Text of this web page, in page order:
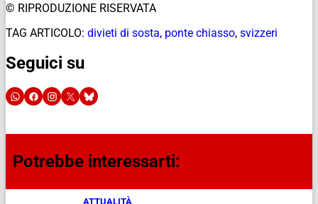
© RIPRODUZIONE RISERVATA
TAG ARTICOLO: divieti di sosta, ponte chiasso, svizzeri
Seguici su
Potrebbe interessarti:
ATTUALITÀ